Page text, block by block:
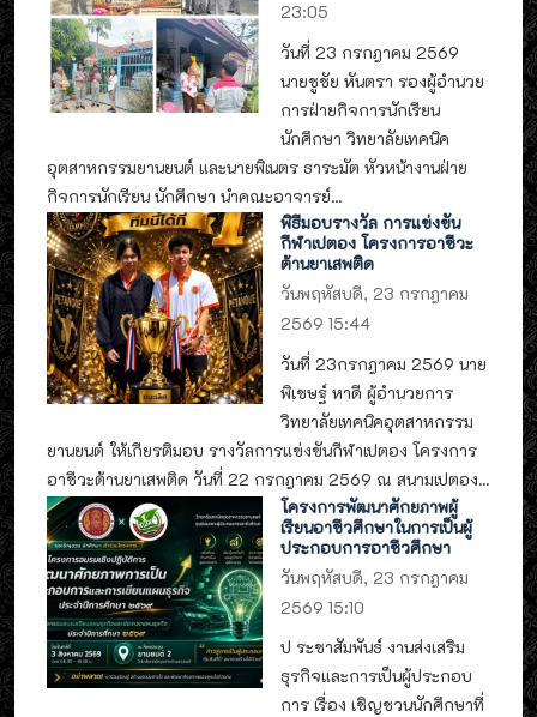
23:05
วันที่ 23 กรกฎาคม 2569
นายชูชัย หันตรา รองผู้อำนวย
การฝ่ายกิจการนักเรียน
นักศึกษา วิทยาลัยเทคนิค
อุตสาหกรรมยานยนต์ และนายพิเนตร ธาระมัต หัวหน้างานฝ่าย
กิจการนักเรียน นักศึกษา นำคณะอาจารย์...
พิธีมอบรางวัล การแข่งขัน
กีฬาเปตอง โครงการอาชีวะ
ต้านยาเสพติด
วันพฤหัสบดี, 23 กรกฎาคม
2569 15:44
วันที่ 23กรกฎาคม 2569 นาย
พิเชษฐ์ หาดี ผู้อำนวยการ
วิทยาลัยเทคนิคอุตสาหกรรม
ยานยนต์ ให้เกียรติมอบ รางวัลการแข่งขันกีฬาเปตอง โครงการ
อาชีวะต้านยาเสพติด วันที่ 22 กรกฎาคม 2569 ณ สนามเปตอง...
โครงการพัฒนาศักยภาพผู้
เรียนอาชีวศึกษาในการเป็นผู้
ประกอบการอาชีวศึกษา
วันพฤหัสบดี, 23 กรกฎาคม
2569 15:10
ป ระชาสัมพันธ์ งานส่งเสริม
ธุรกิจและการเป็นผู้ประกอบ
การ เรื่อง เชิญชวนนักศึกษาที่